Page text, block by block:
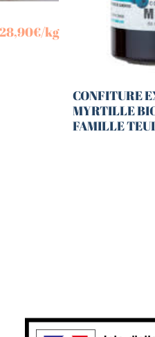
28,90€/kg
CONFITURE
MYRTILLE
FAMILLE